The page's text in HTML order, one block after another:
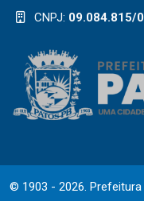
CNPJ: 09.084.815/
© 1903 - 2026.